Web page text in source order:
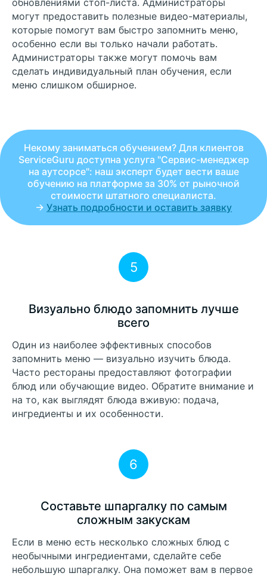
обновлениями стоп-листа. Администраторы
могут предоставить полезные видео-материалы,
которые помогут вам быстро запомнить меню,
особенно если вы только начали работать.
Администраторы также могут помочь вам
сделать индивидуальный план обучения, если
меню слишком обширное.
Некому заниматься обучением? Для клиентов
ServiceGuru доступна услуга "Сервис-менеджер
на аутсорсе": наш эксперт будет вести ваше
обучению на платформе за 30% от рыночной
стоимости штатного специалиста.
→ Узнать подробности и оставить заявку
5
Визуально блюдо запомнить лучше
всего
Один из наиболее эффективных способов
запомнить меню — визуально изучить блюда.
Часто рестораны предоставляют фотографии
блюд или обучающие видео. Обратите внимание и
на то, как выглядят блюда вживую: подача,
ингредиенты и их особенности.
6
Составьте шпаргалку по самым
сложным закускам
Если в меню есть несколько сложных блюд с
необычными ингредиентами, сделайте себе
небольшую шпаргалку. Она поможет вам в первое